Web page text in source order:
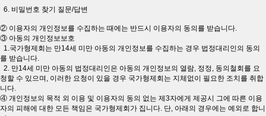
6. 비밀번호 찾기 질문/답변
② 이용자의 개인정보를 수집하는 때에는 반드시 이용자의 동의를 받습니다.
③ 아동의 개인정보보호
1.국가형제회는 만14세 미만 아동의 개인정보를 수집하는 경우 법정대리인의 동의
를 받습니다.
2. 만14세 미만 아동의 법정대리인은 아동의 개인정보의 열람, 정정, 동의철회를 요
청할 수 있으며, 이러한 요청이 있을 경우 국가형제회는 지체없이 필요한 조치를 취합
니다.
④ 개인정보의 목적 외 이용 및 이용자의 동의 없는 제3자에게 제공시 그에 따른 이용
자의 피해에 대한 모든 책임은 국가형제회가 집니다. 단, 아래의 경우에는 예외로 합니